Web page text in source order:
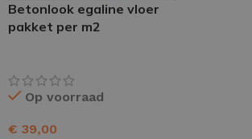
Betonlook egaline vloer
pakket per m2
Op voorraad
€ 39,00